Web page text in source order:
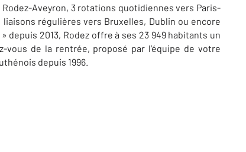
Aveyron, 3 rotations quotidiennes vers Paris-
régulières vers Bruxelles, Dublin ou encore
depuis 2013, Rodez offre à ses 23 949 habitants un
vous de la rentrée, proposé par l’équipe de votre
depuis 1996.